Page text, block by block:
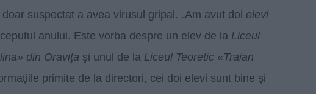
suspectat a avea virusul gripal. „Am avut doi elevi
anului. Este vorba despre un elev de la Liceul
din Oraviţa şi unul de la Liceul Teoretic «Traian
primite de la directori, cei doi elevi sunt bine şi